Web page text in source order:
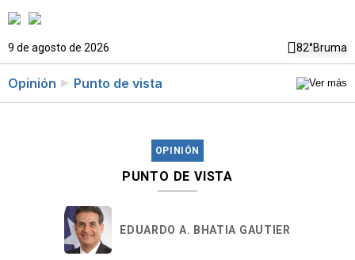
9 de agosto de 2026 82°Bruma
Opinión Punto de vista
OPINIÓN
PUNTO DE VISTA
EDUARDO A. BHATIA GAUTIER